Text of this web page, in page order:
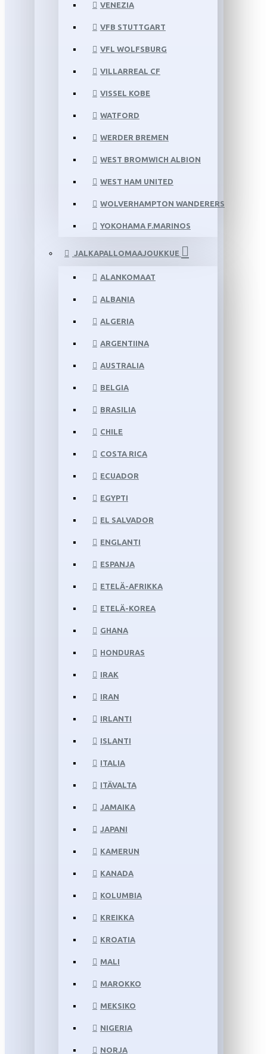
VENEZIA
VFB STUTTGART
VFL WOLFSBURG
VILLARREAL CF
VISSEL KOBE
WATFORD
WERDER BREMEN
WEST BROMWICH ALBION
WEST HAM UNITED
WOLVERHAMPTON WANDERERS
YOKOHAMA F.MARINOS
JALKAPALLOMAAJOUKKUE
ALANKOMAAT
ALBANIA
ALGERIA
ARGENTIINA
AUSTRALIA
BELGIA
BRASILIA
CHILE
COSTA RICA
ECUADOR
EGYPTI
EL SALVADOR
ENGLANTI
ESPANJA
ETELÄ-AFRIKKA
ETELÄ-KOREA
GHANA
HONDURAS
IRAK
IRAN
IRLANTI
ISLANTI
ITALIA
ITÄVALTA
JAMAIKA
JAPANI
KAMERUN
KANADA
KOLUMBIA
KREIKKA
KROATIA
MALI
MAROKKO
MEKSIKO
NIGERIA
NORJA